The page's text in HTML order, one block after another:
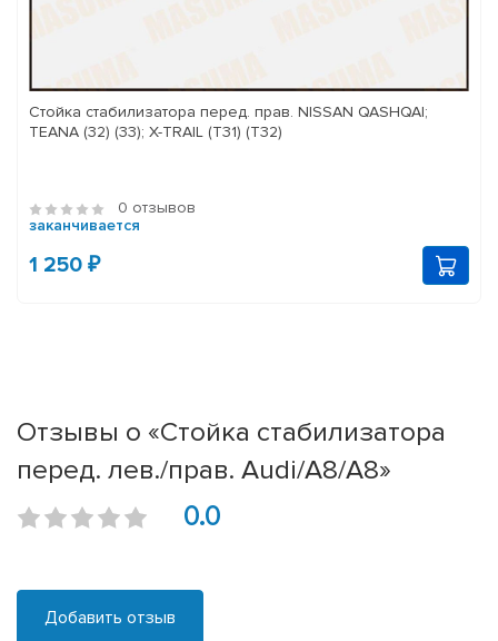
Стойка стабилизатора перед. прав. NISSAN QASHQAI;
TEANA (32) (33); X-TRAIL (T31) (T32)
0 отзывов
заканчивается
1 250 ₽
Отзывы о «Стойка стабилизатора
перед. лев./прав. Audi/A8/A8»
0.0
Добавить отзыв